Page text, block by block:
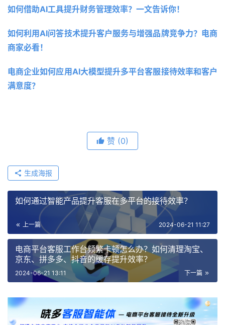
如何借助AI工具提升财务管理效率？一文告诉你！
如何利用AI问答技术提升客户服务与增强品牌竞争力？电商
商家必看！
电商企业如何应用AI大模型提升多平台客服接待效率和客户
满意度？
赞 (0)
生成海报
如何通过智能产品提升客服在多平台的接待效率？
上一篇 2024-06-21 11:27
电商平台客服工作台频繁卡顿怎么办？如何清理淘宝、
京东、拼多多、抖音的缓存提升效率？
下一篇
2024-06-21 13:11